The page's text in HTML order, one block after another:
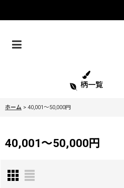
柄一覧
ホーム > 40,001〜50,000円
40,001〜50,000円